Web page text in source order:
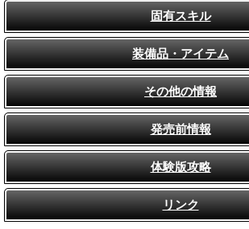
固有スキル
装備品・アイテム
その他の情報
発売前情報
体験版攻略
リンク